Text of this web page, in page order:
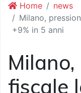
Home
news
Milano,
+9% in 5 anni
fiscale